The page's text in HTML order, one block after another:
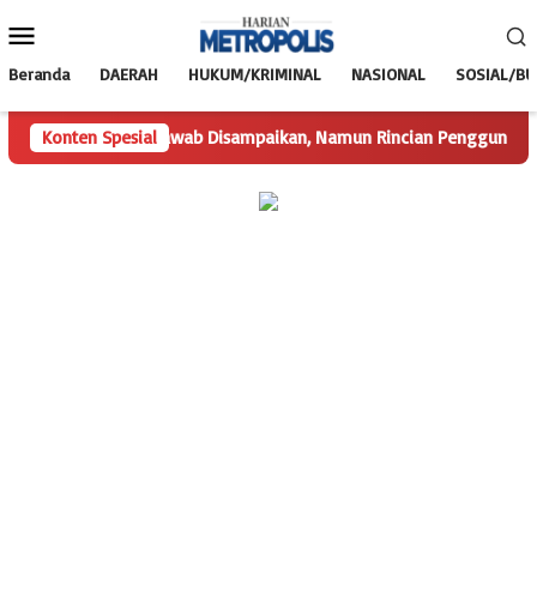
ke
Mobile
Beranda DAERAH HUKUM/KRIMINAL NASIONAL SOSIAL/
Konten Spesial
Hak Jawab Disampaikan, Namun Rincian Penggunaan Dana